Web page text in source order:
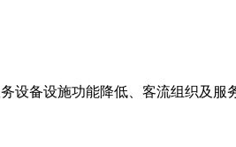
设备设施功能降低、客流组织及服